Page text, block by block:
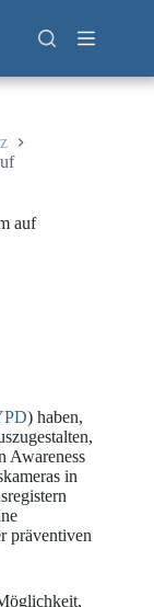
auf
) haben,
Awareness
in
präventiven